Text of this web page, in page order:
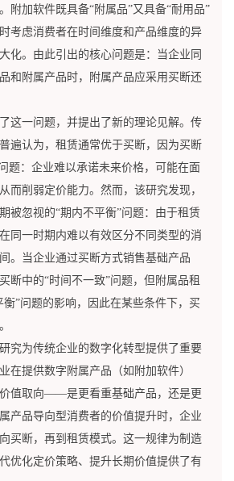
附加软件既具备“附属品”又具备“耐用品”
考虑消费者在时间维度和产品维度的异
化。由此引出的核心问题是：当企业同
和附属产品时，附属产品应采用买断还
这一问题，并提出了新的理论见解。传
遍认为，租赁通常优于买断，因为买断
题：企业难以承诺未来价格，可能在面
而削弱定价能力。然而，该研究发现，
被忽视的“期内不平衡”问题：由于租赁
同一时期内难以有效区分不同类型的消
。当企业通过买断方式销售基础产品
断中的“时间不一致”问题，但附属品租
”问题的影响，因此在某些条件下，买
究为传统企业的数字化转型提供了重要
在提供数字附属产品（如附加软件）
值取向——是更看重基础产品，还是更
产品导向型消费者的价值提升时，企业
买断，再到租赁模式。这一规律为制造
优化定价策略、提升长期价值提供了有